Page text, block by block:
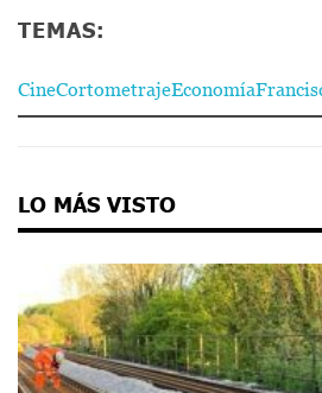
TEMAS:
CineCortometrajeEconomía
LO MÁS VISTO